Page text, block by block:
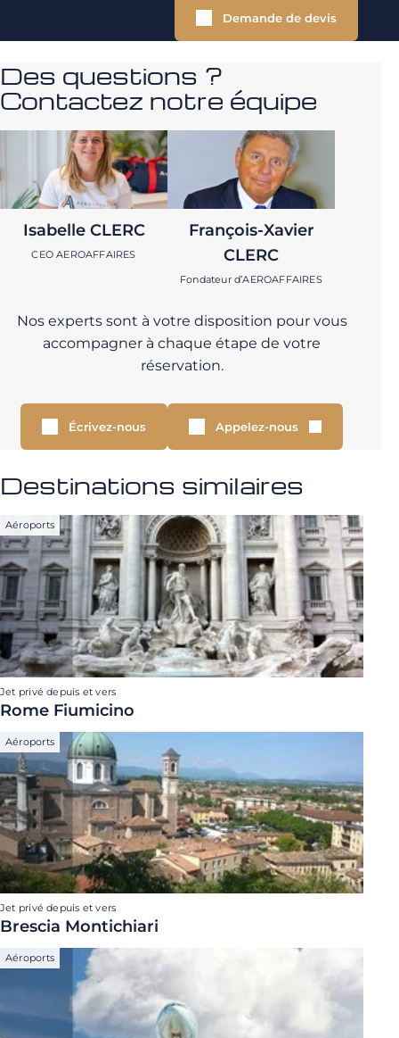
Demande de devis
Des questions ?
Contactez notre équipe
Isabelle CLERC
CEO AEROAFFAIRES
François-Xavier
CLERC
Fondateur d’AEROAFFAIRES
Nos experts sont à votre disposition pour vous
accompagner à chaque étape de votre
réservation.
Écrivez-nous Appelez-nous
Destinations similaires
Aéroports
Jet privé depuis et vers
Rome Fiumicino
Aéroports
Jet privé depuis et vers
Brescia Montichiari
Aéroports